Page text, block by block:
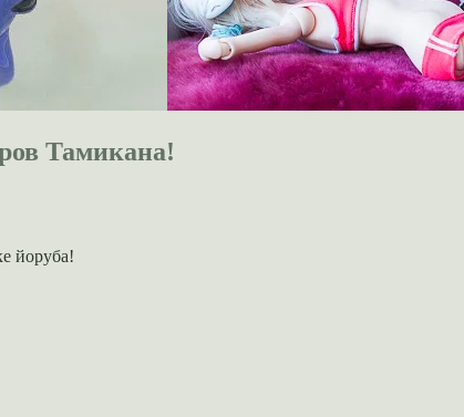
Тамикана!
йоруба!